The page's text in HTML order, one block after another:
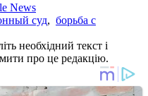
News
суд, борьба с
необхідний текст і
про це редакцію.